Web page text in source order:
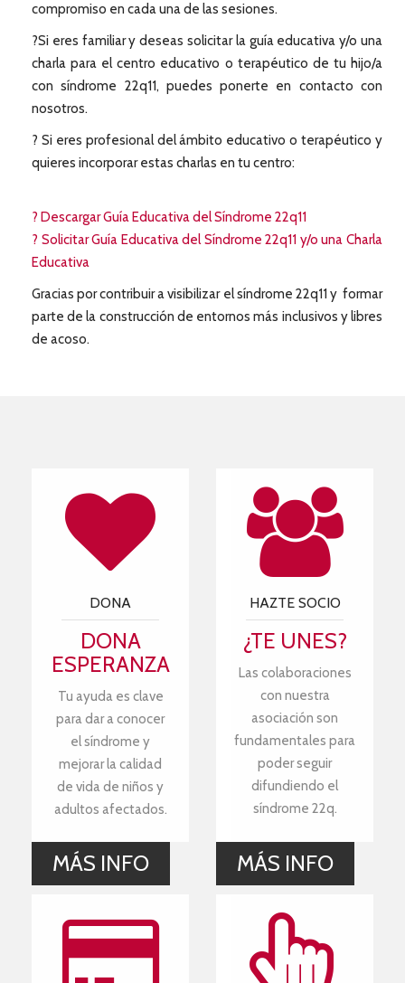
compromiso en cada una de las sesiones.
?Si eres familiar y deseas solicitar la guía educativa y/o una
charla para el centro educativo o terapéutico de tu hijo/a
con síndrome 22q11, puedes ponerte en contacto con
nosotros.
? Si eres profesional del ámbito educativo o terapéutico y
quieres incorporar estas charlas en tu centro:
? Descargar Guía Educativa del Síndrome 22q11
? Solicitar Guía Educativa del Síndrome 22q11 y/o una Charla
Educativa
Gracias por contribuir a visibilizar el síndrome 22q11 y formar
parte de la construcción de entornos más inclusivos y libres
de acoso.
DONA
DONA
ESPERANZA
Tu ayuda es clave
para dar a conocer
el síndrome y
mejorar la calidad
de vida de niños y
adultos afectados.
MÁS INFO
HAZTE SOCIO
¿TE UNES?
Las colaboraciones
con nuestra
asociación son
fundamentales para
poder seguir
difundiendo el
síndrome 22q.
MÁS INFO